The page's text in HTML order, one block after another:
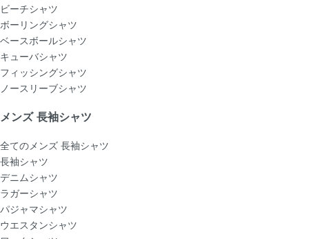
ビーチシャツ
ボーリングシャツ
ベースボールシャツ
キューバシャツ
フィッシングシャツ
ノースリーブシャツ
メンズ 長袖シャツ
全てのメンズ 長袖シャツ
長袖シャツ
デニムシャツ
ラガーシャツ
パジャマシャツ
ウエスタンシャツ